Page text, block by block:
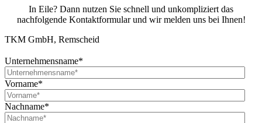
In Eile? Dann nutzen Sie schnell und unkompliziert das
nachfolgende Kontaktformular und wir melden uns bei Ihnen!
TKM GmbH, Remscheid
Unternehmensname*
Vorname*
Nachname*